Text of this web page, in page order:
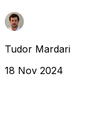
Tudor Mardari
18 Nov 2024